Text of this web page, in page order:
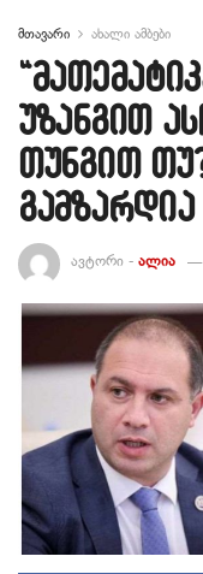
მთავარი ახალი ამბები
უზანგით
თუნგით
გამზარდია
ავტორი - ალია